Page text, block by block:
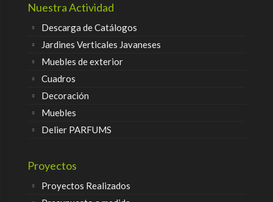
Nuestra Actividad
Descarga de Catálogos
Jardines Verticales Javaneses
Muebles de exterior
Cuadros
Decoración
Muebles
Delier PARFUMS
Proyectos
Proyectos Realizados